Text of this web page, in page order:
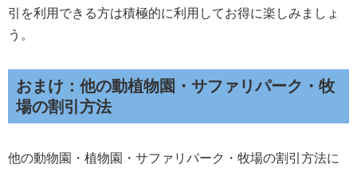
引を利用できる方は積極的に利用してお得に楽しみましょ
う。
おまけ：他の動植物園・サファリパーク・牧
場の割引方法
他の動物園・植物園・サファリパーク・牧場の割引方法に